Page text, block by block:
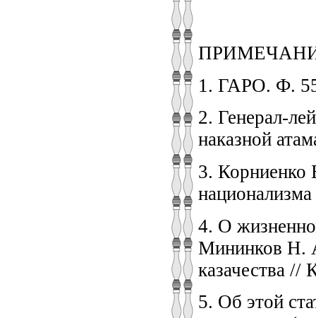
1. ГАРО. Ф.
2. Генерал-
наказной
3. Корниенко
4. О
Мининков Н.
казачества
5. Об этой